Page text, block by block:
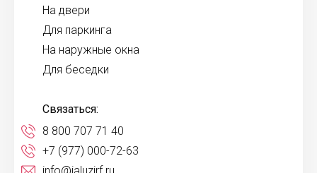
На двери
Для паркинга
На наружные окна
Для беседки
Связаться:
8 800 707 71 40
+7 (977) 000-72-63